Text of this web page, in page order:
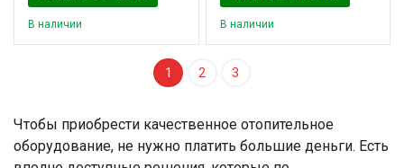
В наличии В наличии
1 2 3
Чтобы приобрести качественное отопительное
оборудование, не нужно платить большие деньги. Есть